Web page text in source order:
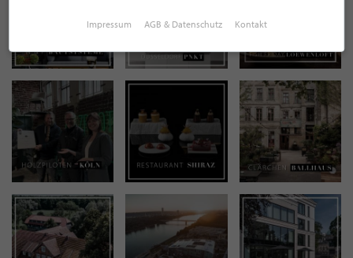
Impressum AGB & Datenschutz Kontakt